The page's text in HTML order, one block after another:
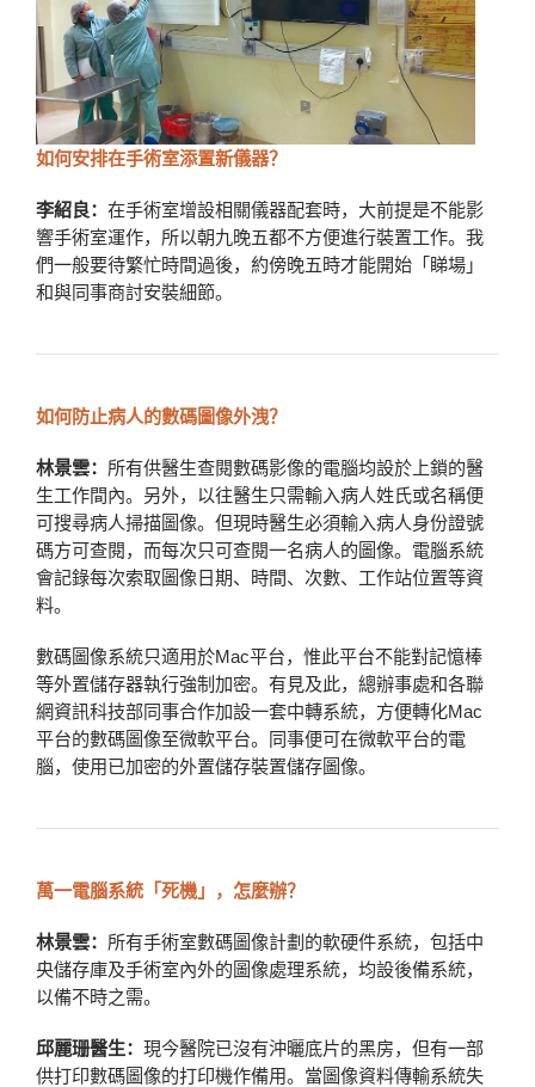
如何安排在手術室添置新儀器？
李紹良： 在手術室增設相關儀器配套時，大前提是不能影
響手術室運作，所以朝九晚五都不方便進行裝置工作。我
們一般要待繁忙時間過後，約傍晚五時才能開始「睇場」
和與同事商討安裝細節。
如何防止病人的數碼圖像外洩？
林景雲： 所有供醫生查閱數碼影像的電腦均設於上鎖的醫
生工作間內。另外，以往醫生只需輸入病人姓氏或名稱便
可搜尋病人掃描圖像。但現時醫生必須輸入病人身份證號
碼方可查閱，而每次只可查閱一名病人的圖像。電腦系統
會記錄每次索取圖像日期、時間、次數、工作站位置等資
料。
數碼圖像系統只適用於Mac平台，惟此平台不能對記憶棒
等外置儲存器執行強制加密。有見及此，總辦事處和各聯
網資訊科技部同事合作加設一套中轉系統，方便轉化Mac
平台的數碼圖像至微軟平台。同事便可在微軟平台的電
腦，使用已加密的外置儲存裝置儲存圖像。
萬一電腦系統「死機」，怎麼辦？
林景雲： 所有手術室數碼圖像計劃的軟硬件系統，包括中
央儲存庫及手術室內外的圖像處理系統，均設後備系統，
以備不時之需。
邱麗珊醫生： 現今醫院已沒有沖曬底片的黑房，但有一部
供打印數碼圖像的打印機作備用。當圖像資料傳輸系統失